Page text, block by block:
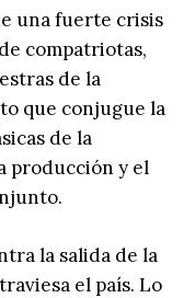
una fuerte crisis
compatriotas,
de la
que conjugue la
de la
producción y el
la salida de la
el país. Lo